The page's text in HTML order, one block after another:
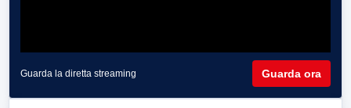
Guarda la diretta streaming Guarda ora